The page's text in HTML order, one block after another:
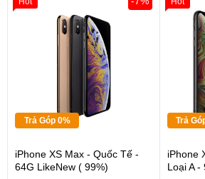
Trả Góp 0%
iPhone XS Max - Quốc Tế -
64G LikeNew ( 99%)
Trả
iPhone
Loại A -